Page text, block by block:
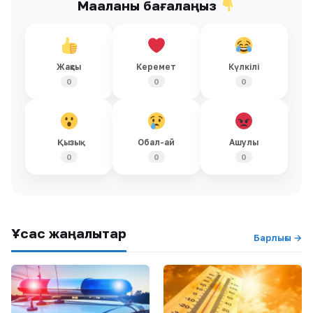
Мақаланы бағалаңыз
Жақсы
0
Керемет
0
Күлкілі
0
Қызық
0
Обал-ай
0
Ашулы
0
Ұқсас жаңалықтар Барлығы →